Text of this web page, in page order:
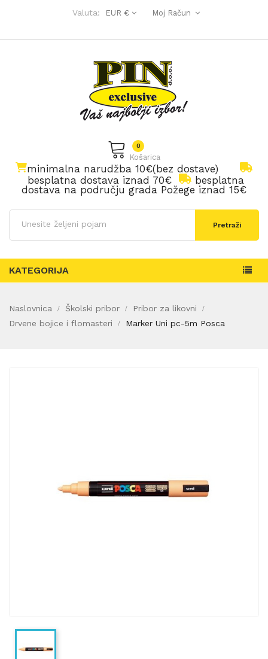
Valuta: EUR € Moj Račun
Košarica
0
minimalna narudžba 10€(bez dostave)
besplatna dostava iznad 70€
besplatna
dostava na području grada Požege iznad 15€
Pretraži
KATEGORIJA
Naslovnica Školski pribor
Pribor za likovni
Drvene bojice i flomasteri
Marker Uni pc-5m Posca